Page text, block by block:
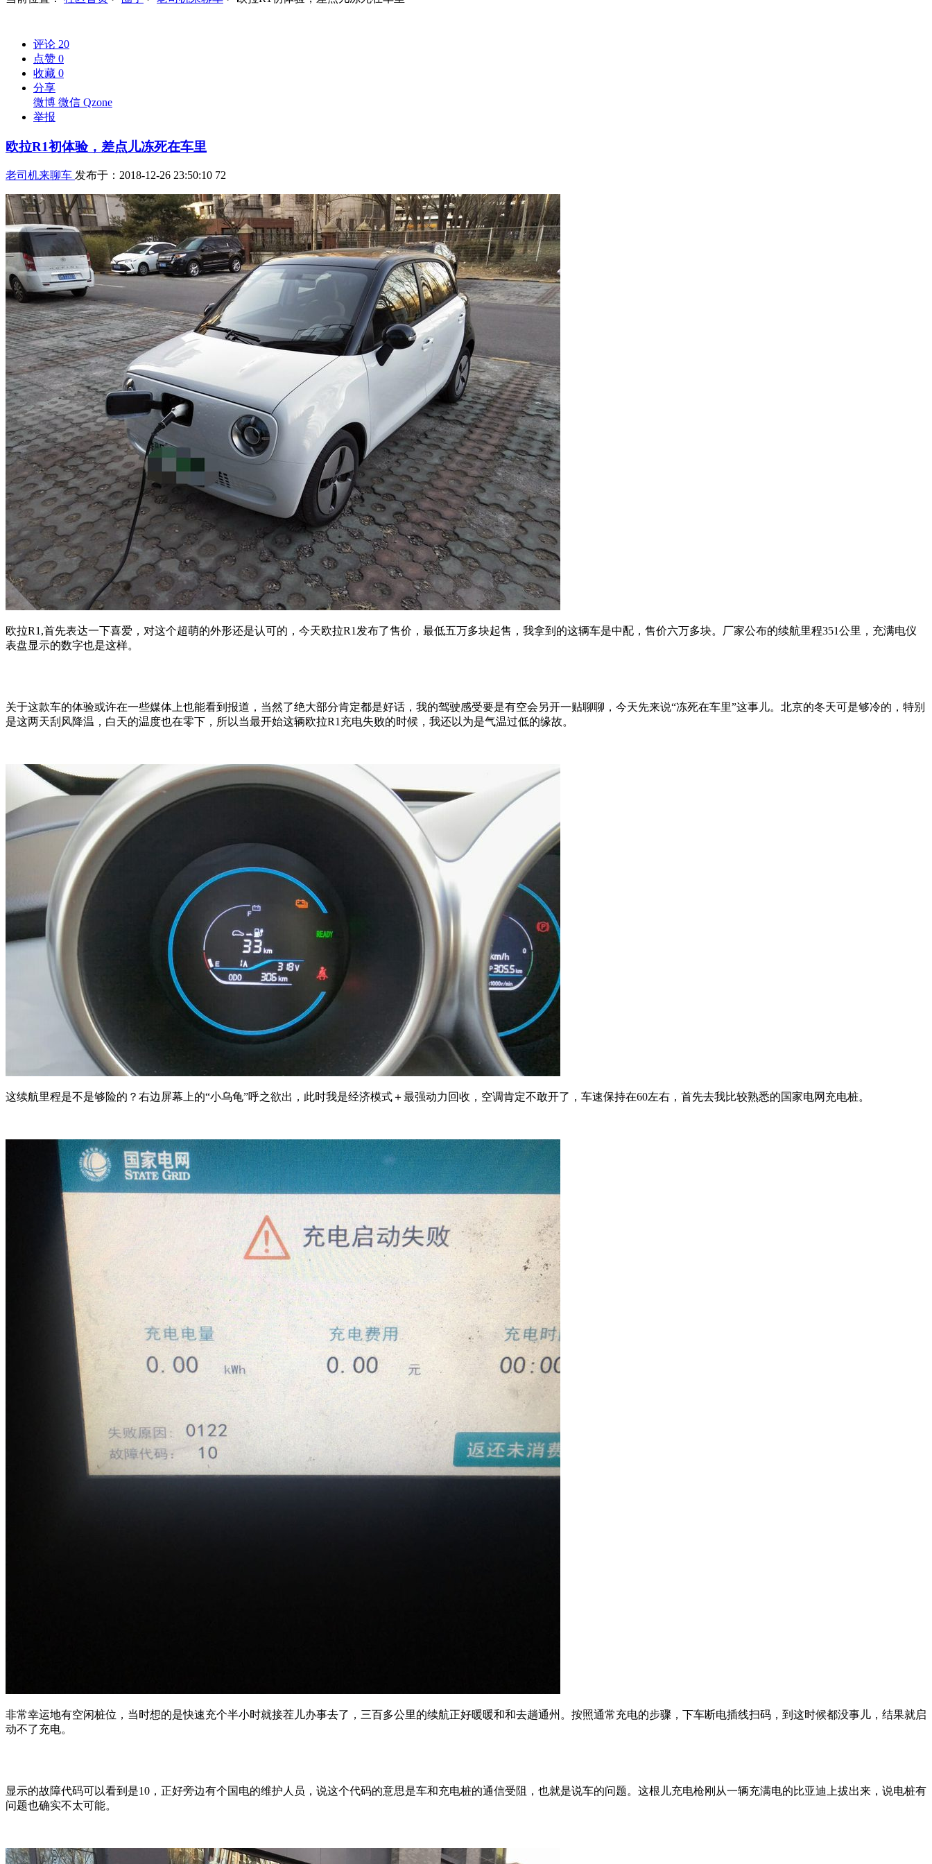
评论 20
点赞 0
收藏 0
分享
微博 微信 Qzone
举报
欧拉R1初体验，差点儿冻死在车里
老司机来聊车 发布于：2018-12-26 23:50:10 72
欧拉R1,首先表达一下喜爱，对这个超萌的外形还是认可的，今天欧拉R1发布了售价，最低五万多块起售，我拿到的这辆车是中配，售价六万多块。厂家公布的续航里程351公里，充满电仪
表盘显示的数字也是这样。
关于这款车的体验或许在一些媒体上也能看到报道，当然了绝大部分肯定都是好话，我的驾驶感受要是有空会另开一贴聊聊，今天先来说“冻死在车里”这事儿。北京的冬天可是够冷的，特别
是这两天刮风降温，白天的温度也在零下，所以当最开始这辆欧拉R1充电失败的时候，我还以为是气温过低的缘故。
这续航里程是不是够险的？右边屏幕上的“小乌龟”呼之欲出，此时我是经济模式＋最强动力回收，空调肯定不敢开了，车速保持在60左右，首先去我比较熟悉的国家电网充电桩。
非常幸运地有空闲桩位，当时想的是快速充个半小时就接茬儿办事去了，三百多公里的续航正好暖暖和和去趟通州。按照通常充电的步骤，下车断电插线扫码，到这时候都没事儿，结果就启
动不了充电。
显示的故障代码可以看到是10，正好旁边有个国电的维护人员，说这个代码的意思是车和充电桩的通信受阻，也就是说车的问题。这根儿充电枪刚从一辆充满电的比亚迪上拔出来，说电桩有
问题也确实不太可能。